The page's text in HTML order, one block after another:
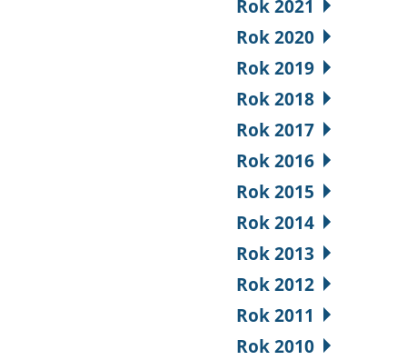
Rok 2021
Rok 2020
Rok 2019
Rok 2018
Rok 2017
Rok 2016
Rok 2015
Rok 2014
Rok 2013
Rok 2012
Rok 2011
Rok 2010